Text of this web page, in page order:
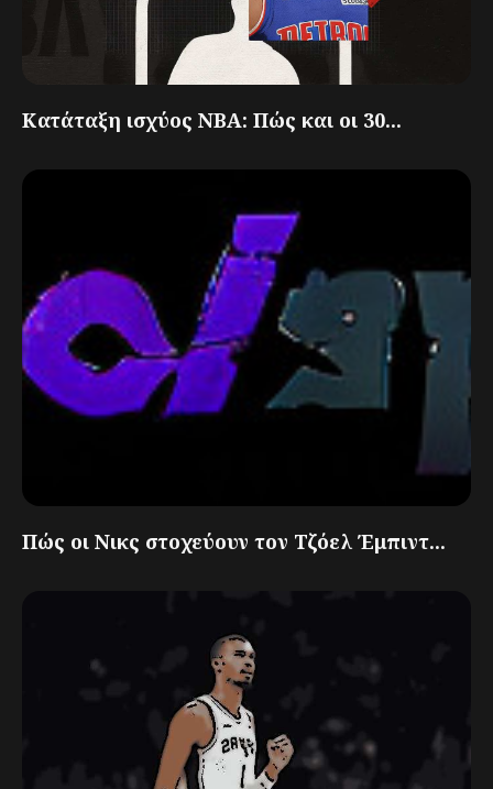
Κατάταξη ισχύος NBA: Πώς και οι 30...
Πώς οι Νικς στοχεύουν τον Τζόελ Έμπιντ...